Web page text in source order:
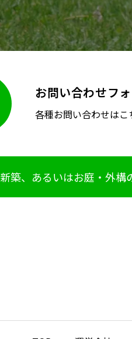
お問い合わせフ
各種お問い合わせはこ
新築、あるいはお庭・外構